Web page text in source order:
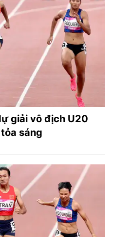
giải vô địch U20
sáng